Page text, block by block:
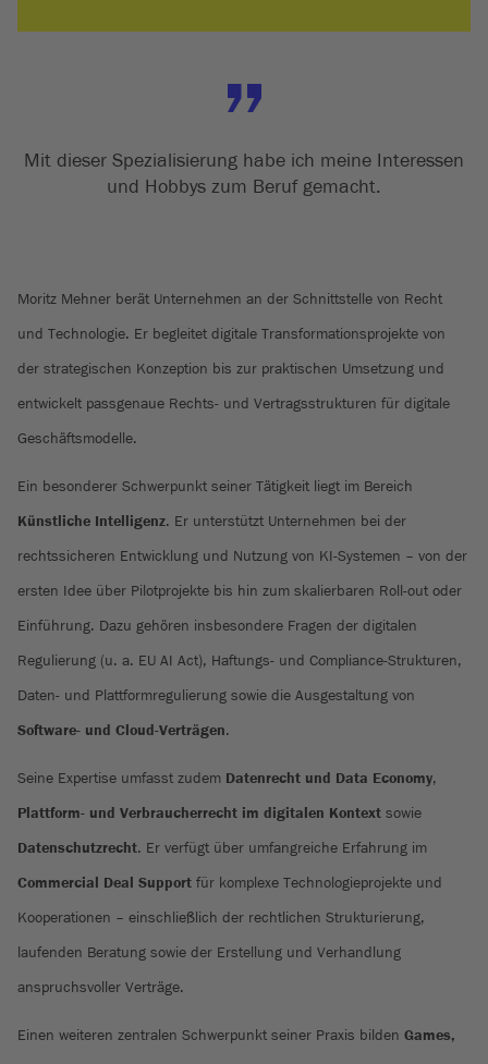
Mit dieser Spezialisierung habe ich meine Interessen
und Hobbys zum Beruf gemacht.
Moritz Mehner berät Unternehmen an der Schnittstelle von Recht
und Technologie. Er begleitet digitale Transformationsprojekte von
der strategischen Konzeption bis zur praktischen Umsetzung und
entwickelt passgenaue Rechts- und Vertragsstrukturen für digitale
Geschäftsmodelle.
Ein besonderer Schwerpunkt seiner Tätigkeit liegt im Bereich
Künstliche Intelligenz. Er unterstützt Unternehmen bei der
rechtssicheren Entwicklung und Nutzung von KI-Systemen – von der
ersten Idee über Pilotprojekte bis hin zum skalierbaren Roll-out oder
Einführung. Dazu gehören insbesondere Fragen der digitalen
Regulierung (u. a. EU AI Act), Haftungs- und Compliance-Strukturen,
Daten- und Plattformregulierung sowie die Ausgestaltung von
Software- und Cloud-Verträgen.
Seine Expertise umfasst zudem Datenrecht und Data Economy,
Plattform- und Verbraucherrecht im digitalen Kontext sowie
Datenschutzrecht. Er verfügt über umfangreiche Erfahrung im
Commercial Deal Support für komplexe Technologieprojekte und
Kooperationen – einschließlich der rechtlichen Strukturierung,
laufenden Beratung sowie der Erstellung und Verhandlung
anspruchsvoller Verträge.
Einen weiteren zentralen Schwerpunkt seiner Praxis bilden Games,